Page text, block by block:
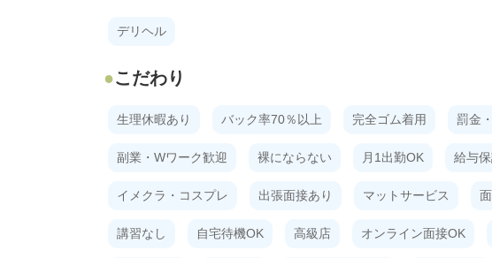
デリヘル
こだわり
生理休暇あり バック率70％以上 完全ゴム着用 罰金
副業・Wワーク歓迎 裸にならない 月1出勤OK 給与
イメクラ・コスプレ 出張面接あり マットサービス
講習なし 自宅待機OK 高級店 オンライン面接OK